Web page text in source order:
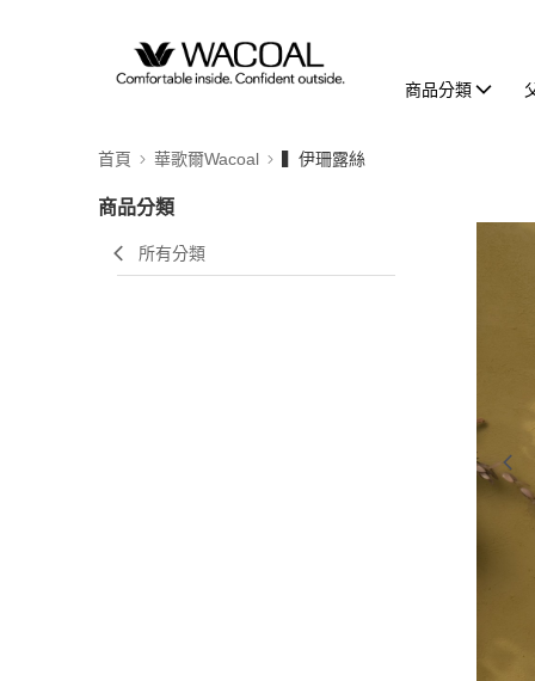
商品分類
首頁 華歌爾Wacoal ▍伊珊露絲
商品分類
所有分類